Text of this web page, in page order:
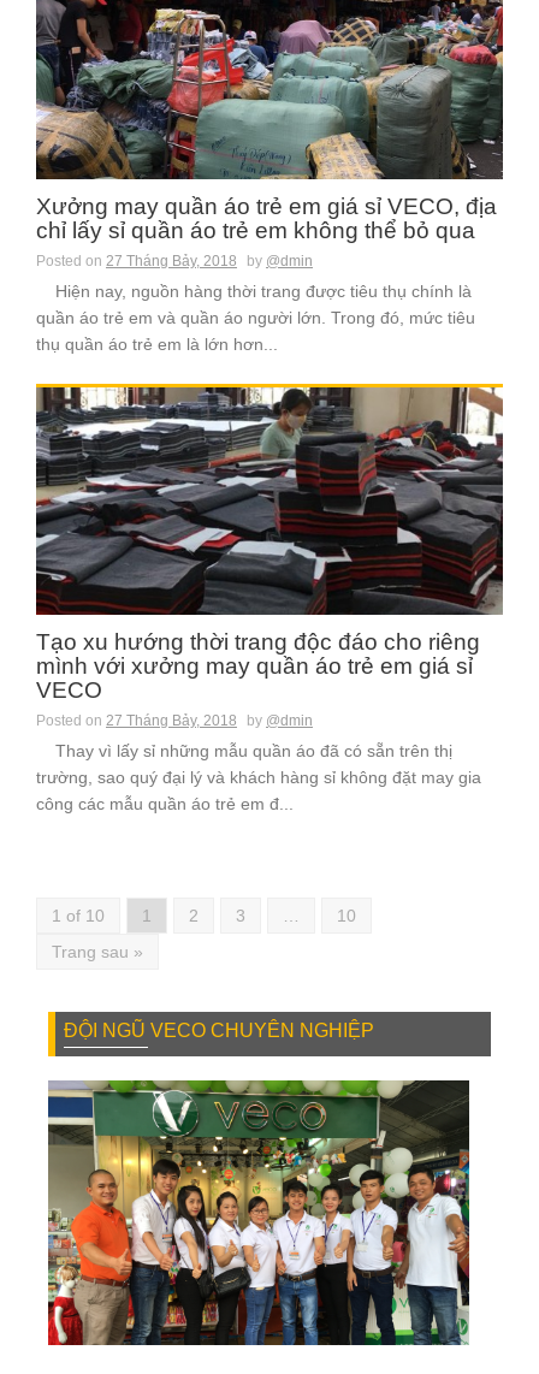
Xưởng may quần áo trẻ em giá sỉ VECO, địa
chỉ lấy sỉ quần áo trẻ em không thể bỏ qua
Posted on 27 Tháng Bảy, 2018 by @dmin
Hiện nay, nguồn hàng thời trang được tiêu thụ chính là
quần áo trẻ em và quần áo người lớn. Trong đó, mức tiêu
thụ quần áo trẻ em là lớn hơn...
Tạo xu hướng thời trang độc đáo cho riêng
mình với xưởng may quần áo trẻ em giá sỉ
VECO
Posted on 27 Tháng Bảy, 2018 by @dmin
Thay vì lấy sỉ những mẫu quần áo đã có sẵn trên thị
trường, sao quý đại lý và khách hàng sỉ không đặt may gia
công các mẫu quần áo trẻ em đ...
1 of 10 1 2 3
10
Trang sau »
ĐỘI NGŨ VECO CHUYÊN NGHIỆP